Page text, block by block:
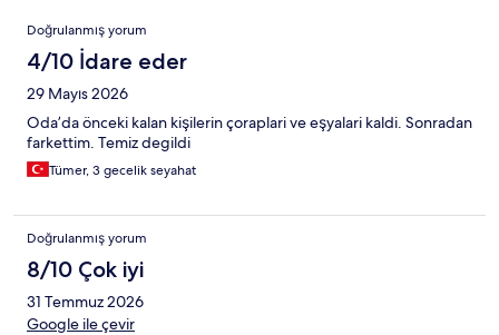
Yorumlar
Doğrulanmış yorum
4/10 İdare eder
29 Mayıs 2026
Oda’da önceki kalan kişilerin çoraplari ve eşyalari kaldi. Sonradan
farkettim. Temiz degildi
Tümer, 3 gecelik seyahat
Doğrulanmış yorum
8/10 Çok iyi
31 Temmuz 2026
Google ile çevir